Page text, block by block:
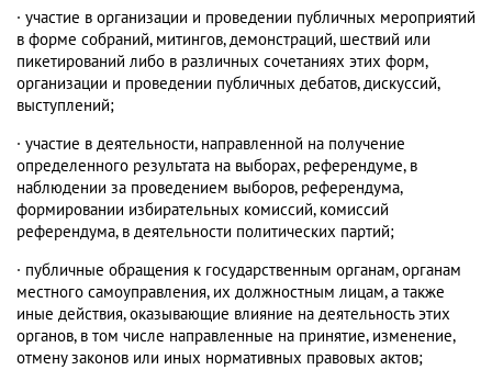
· участие в организации и проведении публичных мероприятий
в форме собраний, митингов, демонстраций, шествий или
пикетирований либо в различных сочетаниях этих форм,
организации и проведении публичных дебатов, дискуссий,
выступлений;
· участие в деятельности, направленной на получение
определенного результата на выборах, референдуме, в
наблюдении за проведением выборов, референдума,
формировании избирательных комиссий, комиссий
референдума, в деятельности политических партий;
· публичные обращения к государственным органам, органам
местного самоуправления, их должностным лицам, а также
иные действия, оказывающие влияние на деятельность этих
органов, в том числе направленные на принятие, изменение,
отмену законов или иных нормативных правовых актов;